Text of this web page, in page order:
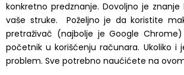
konkretno predznanje. Dovoljno je
vaše struke. Poželjno je da koristite
pretraživač (najbolje je Google
početnik u korišćenju računara. Ukoliko i
problem. Sve potrebno naućićete na